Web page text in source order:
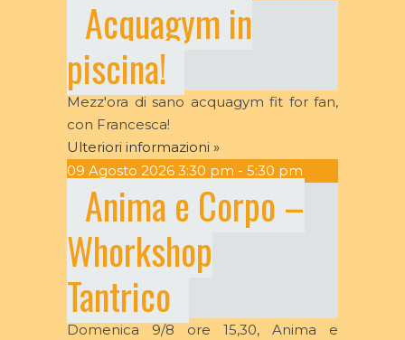
Acquagym in
piscina!
Mezz'ora di sano acquagym fit for fan,
con Francesca!
Ulteriori informazioni »
09 Agosto 2026 3:30 pm - 5:30 pm
Anima e Corpo –
Whorkshop
Tantrico
Domenica 9/8 ore 15,30, Anima e